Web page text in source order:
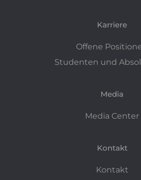
Karriere
Offene
Studenten und
Media
Media Center
Kontakt
Kontakt